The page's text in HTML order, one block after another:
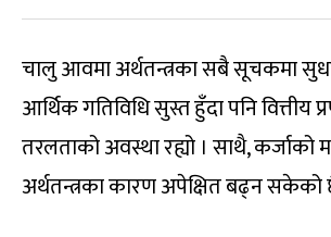
चालु आवमा अर्थतन्त्रका सबै सूचकमा
आर्थिक गतिविधि सुस्त हुँदा पनि वित्तीय
तरलताको अवस्था रह्यो । साथै, कर्जाको
अर्थतन्त्रका कारण अपेक्षित बढ्न सकेको